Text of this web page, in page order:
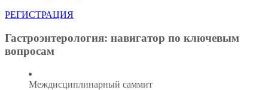
РЕГИСТРАЦИЯ
Гастроэнтерология: навигатор по ключевым
вопросам
Междисциплинарный саммит